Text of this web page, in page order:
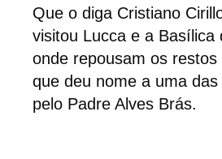
Que o diga Cristiano
visitou Lucca e a Basílica
onde repousam os
que deu nome a uma
pelo Padre Alves Brás.